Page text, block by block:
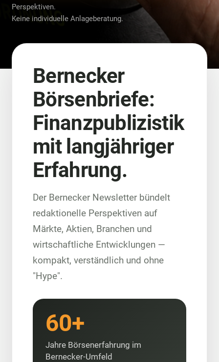
Perspektiven.
Keine individuelle Anlageberatung.
Bernecker
Börsenbriefe:
Finanzpublizistik
mit langjähriger
Erfahrung.
Der Bernecker Newsletter bündelt
redaktionelle Perspektiven auf
Märkte, Aktien, Branchen und
wirtschaftliche Entwicklungen —
kompakt, verständlich und ohne
"Hype".
60+
Jahre Börsenerfahrung im
Bernecker-Umfeld